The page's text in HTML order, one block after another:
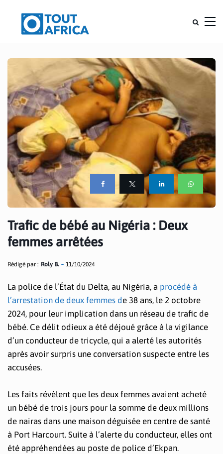
Trafic de bébé au Nigéria : Deux
femmes arrêtées
Rédigé par : Roly B. 11/10/2024
La police de l’État du Delta, au Nigéria, a procédé à
l’arrestation de deux femmes de 38 ans, le 2 octobre
2024, pour leur implication dans un réseau de trafic de
bébé. Ce délit odieux a été déjoué grâce à la vigilance
d’un conducteur de tricycle, qui a alerté les autorités
après avoir surpris une conversation suspecte entre les
accusées.
Les faits révèlent que les deux femmes avaient acheté
un bébé de trois jours pour la somme de deux millions
de nairas dans une maison déguisée en centre de santé
à Port Harcourt. Suite à l’alerte du conducteur, elles ont
été appréhendées au poste de police d’Ekpan.